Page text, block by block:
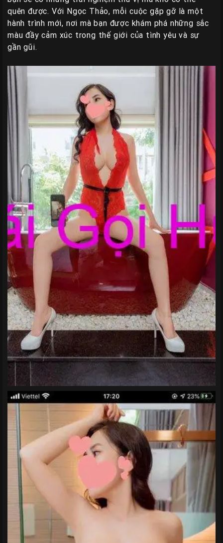
quên được. Với Ngọc Thảo, mỗi cuộc gặp gỡ là một
hành trình mới, nơi mà bạn được khám phá những sắc
màu đầy cảm xúc trong thế giới của tình yêu và sự
gần gũi.